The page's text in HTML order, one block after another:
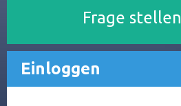
Frage stellen
Einloggen